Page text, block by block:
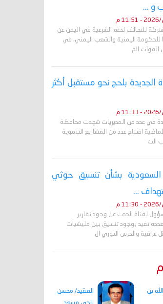
و ...
للتحالف لدعم الشرعية في اليمن عن
للحكومة اليمنية والشعب اليمني، في
القوات الم
الجديدة بلحج نحو مستقبل أكثر
في عدد من المديريات شهدت محافظة
افتتاح عدد من المشاريع التنموية
الت
بشأن تنسيق حوثي
...
لقناة الحدث عن وجود تقارير
تفيد بوجود تنسيق بين مليشيات
عراقية والحرس الثوري ال
بن
العقيد/ محسن